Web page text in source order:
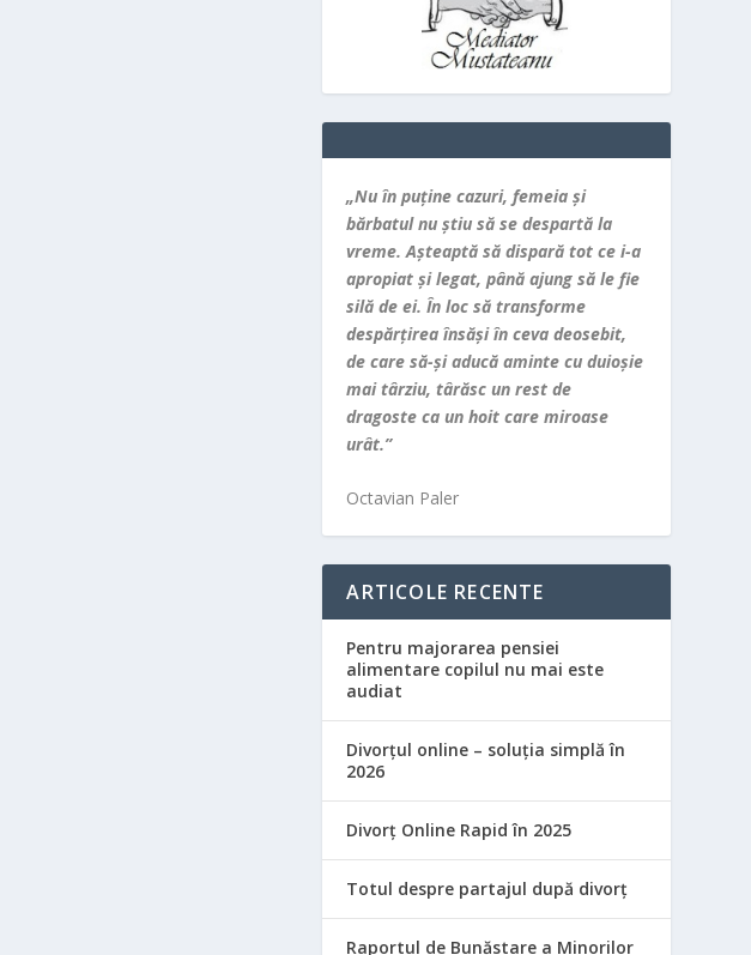
„Nu în puţine cazuri, femeia şi
bărbatul nu ştiu să se despartă la
vreme. Aşteaptă să dispară tot ce i-a
apropiat şi legat, până ajung să le fie
silă de ei. În loc să transforme
despărţirea însăşi în ceva deosebit,
de care să-şi aducă aminte cu duioşie
mai târziu, târăsc un rest de
dragoste ca un hoit care miroase
urât.”
Octavian Paler
ARTICOLE RECENTE
Pentru majorarea pensiei
alimentare copilul nu mai este
audiat
Divorțul online – soluția simplă în
2026
Divorț Online Rapid în 2025
Totul despre partajul după divorț
Raportul de Bunăstare a Minorilor